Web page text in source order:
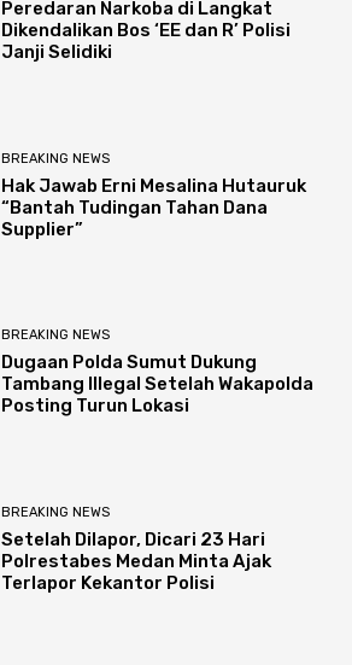
Peredaran Narkoba di Langkat
Dikendalikan Bos ‘EE dan R’ Polisi
Janji Selidiki
BREAKING NEWS
Hak Jawab Erni Mesalina Hutauruk
“Bantah Tudingan Tahan Dana
Supplier”
BREAKING NEWS
Dugaan Polda Sumut Dukung
Tambang Illegal Setelah Wakapolda
Posting Turun Lokasi
BREAKING NEWS
Setelah Dilapor, Dicari 23 Hari
Polrestabes Medan Minta Ajak
Terlapor Kekantor Polisi